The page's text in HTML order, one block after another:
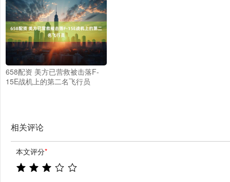
658配资 美方已营救被击落F-
15E战机上的第二名飞行员
相关评论
本文评分*